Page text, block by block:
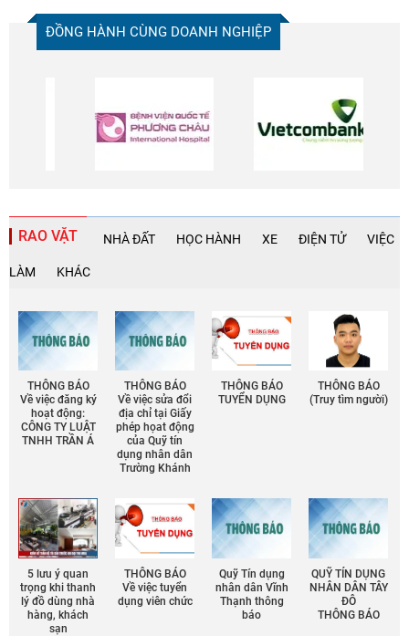
ĐỒNG HÀNH CÙNG DOANH NGHIỆP
RAO VẶT NHÀ ĐẤT HỌC HÀNH XE ĐIỆN TỬ VIỆC
LÀM KHÁC
THÔNG BÁO
Về việc đăng ký
hoạt động:
CÔNG TY LUẬT
TNHH TRẦN Á
THÔNG BÁO
Về việc sửa đổi
địa chỉ tại Giấy
phép họat động
của Quỹ tín
dụng nhân dân
Trường Khánh
THÔNG BÁO
TUYỂN DỤNG
THÔNG BÁO
(Truy tìm người)
5 lưu ý quan
trọng khi thanh
lý đồ dùng nhà
hàng, khách
sạn
THÔNG BÁO
Về việc tuyển
dụng viên chức
Quỹ Tín dụng
nhân dân Vĩnh
Thạnh thông
báo
QUỸ TÍN DỤNG
NHÂN DÂN TÂY
ĐÔ
THÔNG BÁO